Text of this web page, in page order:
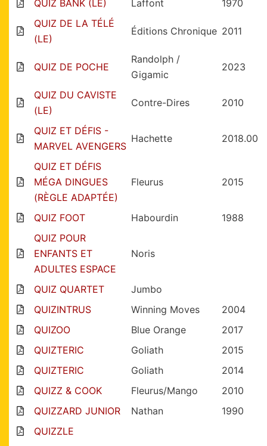
QUIZ BANK (LE) Laffont
1970
QUIZ DE LA TÉLÉ
(LE)
Éditions Chronique 2011
QUIZ DE POCHE
Randolph /
Gigamic
2023
QUIZ DU CAVISTE
(LE)
Contre-Dires 2010
QUIZ ET DÉFIS -
MARVEL AVENGERS
Hachette 2018.00
QUIZ ET DÉFIS
MÉGA DINGUES
(RÈGLE ADAPTÉE)
Fleurus 2015
QUIZ FOOT Habourdin
1988
QUIZ POUR
ENFANTS ET
ADULTES ESPACE
Noris
QUIZ QUARTET
Jumbo
QUIZINTRUS
Winning Moves
2004
QUIZOO
Blue Orange
2017
QUIZTERIC
Goliath
2015
QUIZTERIC
Goliath
2014
QUIZZ & COOK
Fleurus/Mango
2010
QUIZZARD JUNIOR
Nathan
1990
QUIZZLE